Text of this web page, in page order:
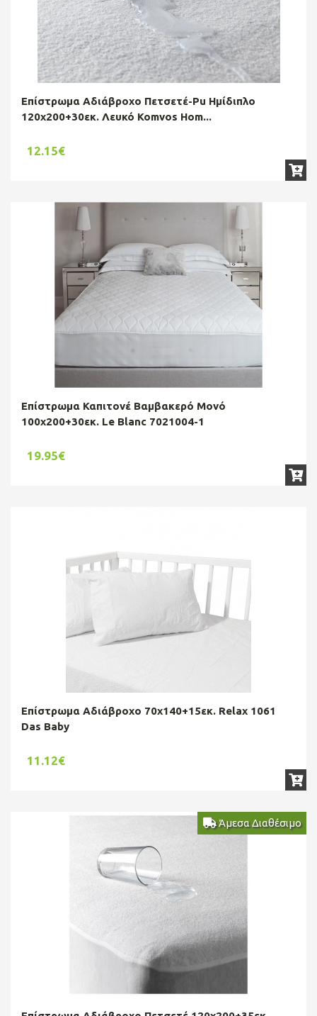
Επίστρωμα Αδιάβροχο Πετσετέ-Pu Ημίδιπλο
120x200+30εκ. Λευκό Komvos Hom...
12.15€
Επίστρωμα Καπιτονέ Βαμβακερό Μονό
100x200+30εκ. Le Blanc 7021004-1
19.95€
Επίστρωμα Αδιάβροχο 70x140+15εκ. Relax 1061
Das Baby
11.12€
Άμεσα Διαθέσιμο